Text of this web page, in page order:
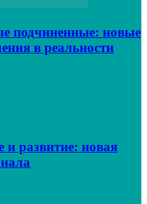
подчиненные: новые
в реальности
развитие: новая